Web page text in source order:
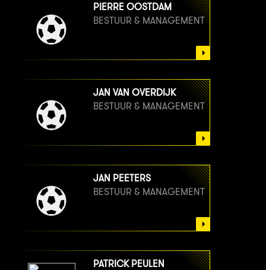
PIERRE OOSTDAM
BESTUUR & MANAGEMENT
JAN VAN OVERDIJK
BESTUUR & MANAGEMENT
JAN PEETERS
BESTUUR & MANAGEMENT
PATRICK PEULEN